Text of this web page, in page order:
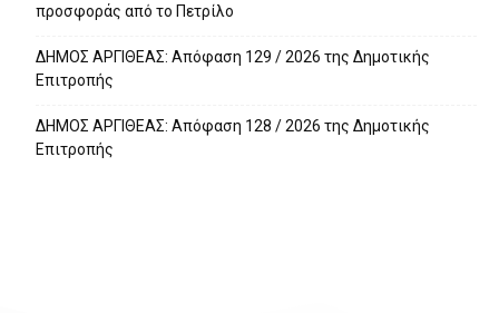
προσφοράς από το Πετρίλο
ΔΗΜΟΣ ΑΡΓΙΘΕΑΣ: Απόφαση 129 / 2026 της Δημοτικής
Επιτροπής
ΔΗΜΟΣ ΑΡΓΙΘΕΑΣ: Απόφαση 128 / 2026 της Δημοτικής
Επιτροπής